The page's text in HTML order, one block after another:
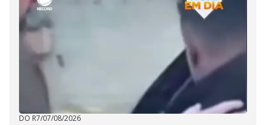
DO R7/07/08/2026